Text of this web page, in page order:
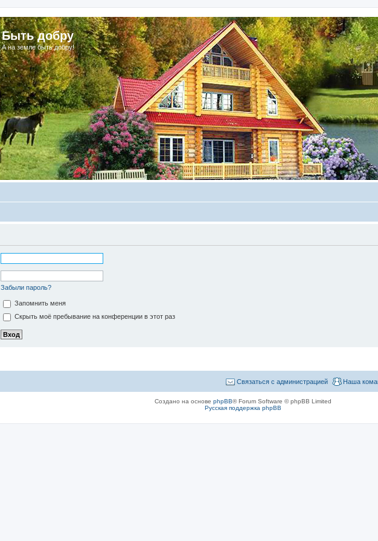
Быть добру
А на земле быть добру!
Забыли пароль?
Запомнить меня
Скрыть моё пребывание на конференции в этот раз
Наша
Связаться с администрацией
Создано на основе phpBB® Forum Software © phpBB Limited
Русская поддержка phpBB